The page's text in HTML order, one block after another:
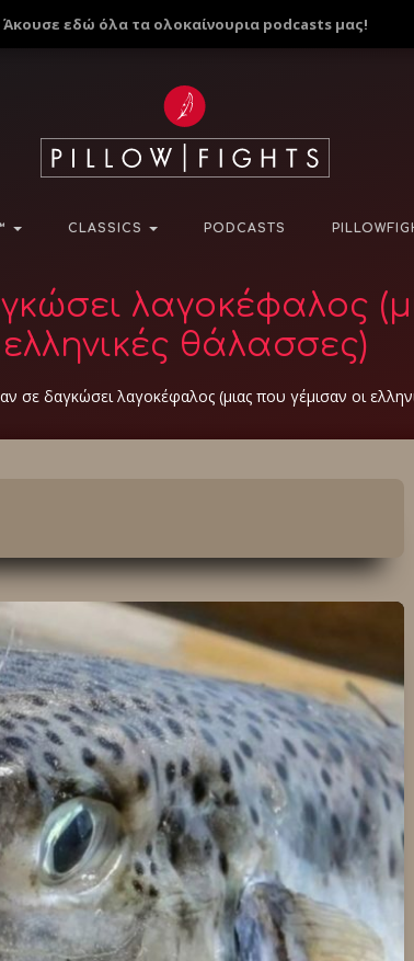
Άκουσε εδώ όλα τα ολοκαίνουρια podcasts μας!
CLASSICS PODCASTS
λαγοκέφαλος
ελληνικές θάλασσες)
αν σε δαγκώσει λαγοκέφαλος (μιας που γέμισαν οι